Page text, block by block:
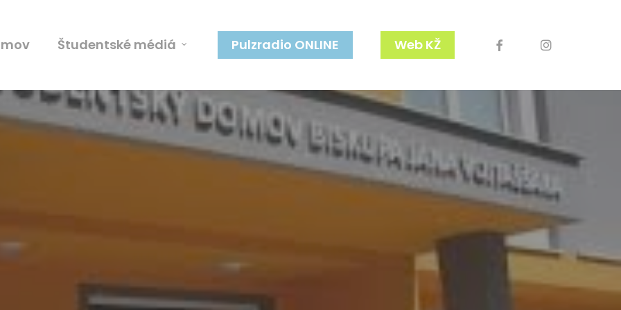
Študentské médiá Pulzradio ONLINE Web KŽ facebook
youtubeinstagram